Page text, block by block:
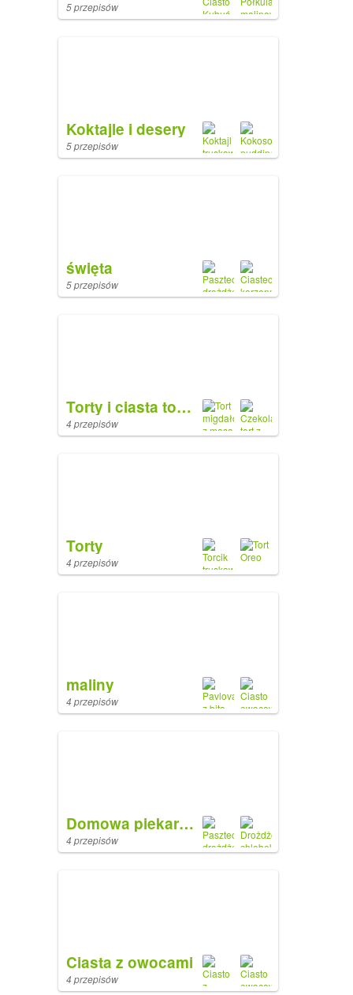
5 przepisów
Koktajle i desery
5 przepisów
święta
5 przepisów
Torty i ciasta tortowe
4 przepisów
Torty
4 przepisów
maliny
4 przepisów
Domowa piekarnia
4 przepisów
Ciasta z owocami
4 przepisów